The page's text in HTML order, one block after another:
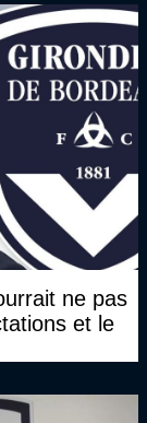
ne pas
et le